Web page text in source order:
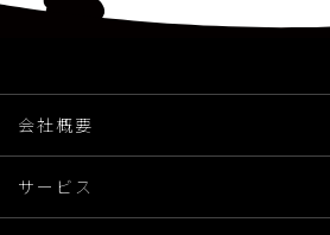
会社概要
サービス